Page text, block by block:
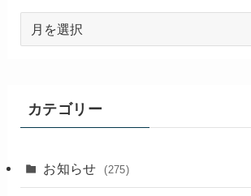
カテゴリー
お知らせ (275)